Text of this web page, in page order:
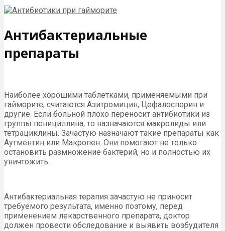
Антибактериальные
препараты
Наиболее хорошими таблетками, применяемыми при
гайморите, считаются Азитромицин, Цефалоспорин и
другие. Если больной плохо переносит антибиотики из
группы пенициллина, то назначаются макролиды или
тетрациклины. Зачастую назначают такие препараты как
Аугментин или Макропен. Они помогают не только
остановить размножение бактерий, но и полностью их
уничтожить.
Антибактериальная терапия зачастую не приносит
требуемого результата, именно поэтому, перед
применением лекарственного препарата, доктор
должен провести обследование и выявить возбудителя